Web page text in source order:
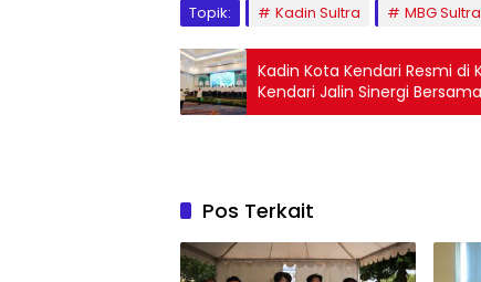
Topik:
Kadin Sultra MBG Sultra
Kadin Kota Kendari Resmi di
Kendari Jalin Sinergi
Pos Terkait